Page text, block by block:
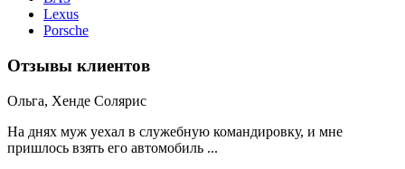
Lexus
Porsche
Отзывы клиентов
Ольга, Хенде Солярис
На днях муж уехал в служебную командировку, и мне
пришлось взять его автомобиль ...